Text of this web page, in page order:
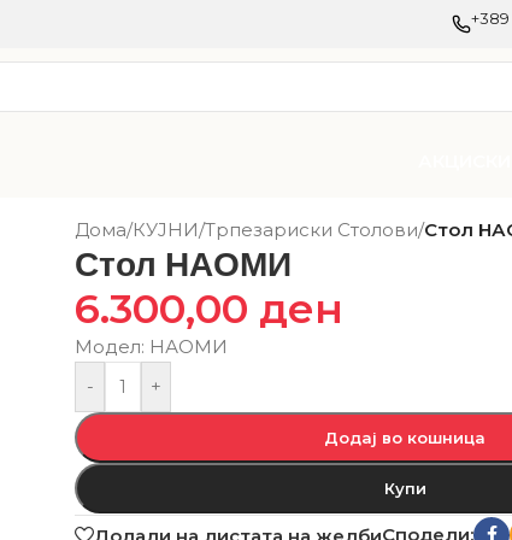
+389
Дома/КУЈНИ/Трпезариски Столови/Стол
Стол НАОМИ
6.300,00 ден
Модел: НАОМИ
-
+
Додај во кошница
Купи
Додади на листата на желбиСподели: